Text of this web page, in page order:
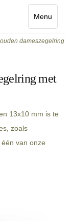
Menu
Toggle
dameszegelring
met
13x10 mm is te
zoals
van onze